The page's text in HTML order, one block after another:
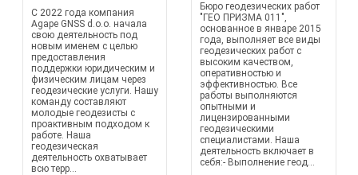
С 2022 года компания
Agape GNSS d.o.o. начала
свою деятельность под
новым именем с целью
предоставления
поддержки юридическим и
физическим лицам через
геодезические услуги. Нашу
команду составляют
молодые геодезисты с
проактивным подходом к
работе. Наша
геодезическая
деятельность охватывает
всю терр...
Бюро геодезических работ
"ГЕО ПРИЗМА 011",
основанное в январе 2015
года, выполняет все виды
геодезических работ с
высоким качеством,
оперативностью и
эффективностью. Все
работы выполняются
опытными и
лицензированными
геодезическими
специалистами. Наша
деятельность включает в
себя:- Выполнение геод...